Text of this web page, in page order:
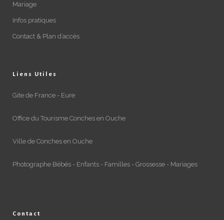
Mariage
Infos pratiques
Contact & Plan d’accès
Liens Utiles
Gite de France - Eure
Office du Tourisme Conches en Ouche
Ville de Conches en Ouche
Photographe Bébés - Enfants - Familles - Grossesse - Mariages
Contact